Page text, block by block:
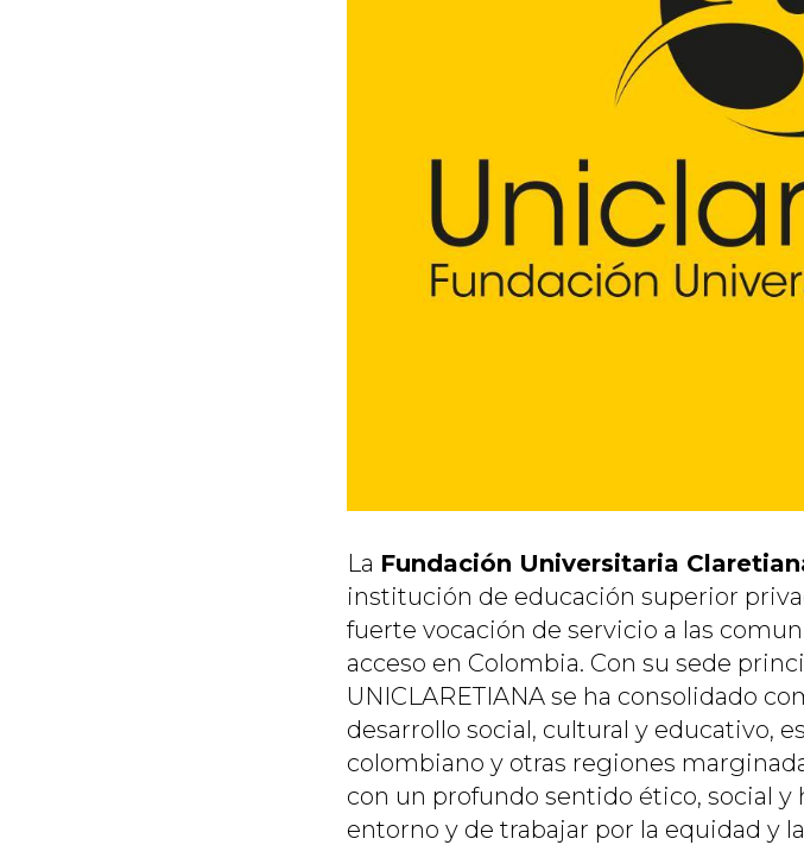
La Fundación Universitaria
institución de educación superior
fuerte vocación de servicio a las
acceso en Colombia. Con su sede
UNICLARETIANA se ha consolidado
desarrollo social, cultural y educativo,
colombiano y otras regiones
con un profundo sentido ético, social
entorno y de trabajar por la equidad y